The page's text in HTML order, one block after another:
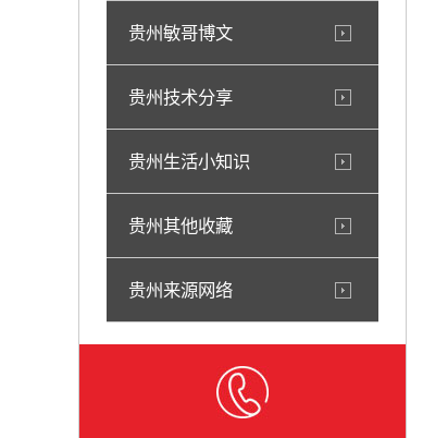
贵州敏哥博文
贵州技术分享
贵州生活小知识
贵州其他收藏
贵州来源网络